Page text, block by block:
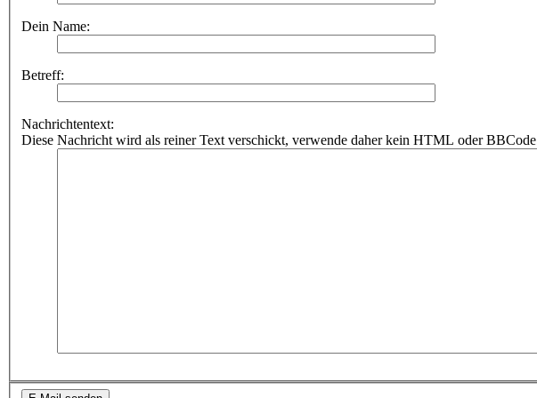
Dein Name:
Betreff:
Nachrichtentext:
Diese Nachricht wird als reiner Text verschickt, verwende daher kein HTML oder